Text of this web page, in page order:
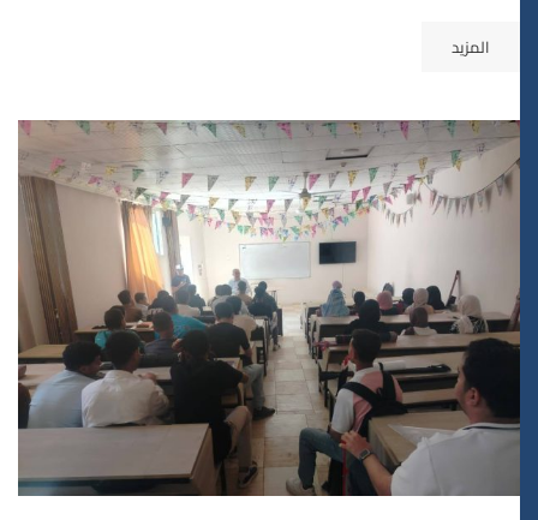
المزيد